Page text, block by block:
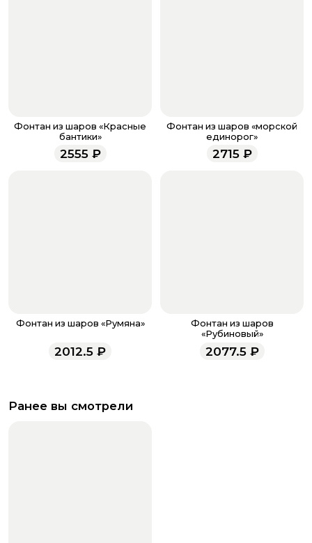
звоните по номеру телефона
напишите WhatsApp
+7 937 333-66-53. Наши
менеджеры работают ежедневно с 9.00 до 23.00 и
всегда рады проконсультировать вас.
Фонтан из шаров «Красные
бантики»
2555₽
Фонтан из шаров «морской
единорог»
2715₽
Фонтан из шаров «Румяна»
2012.5 ₽
Фонтан из шаров
«Рубиновый»
2077.5₽
Ранее вы смотрели